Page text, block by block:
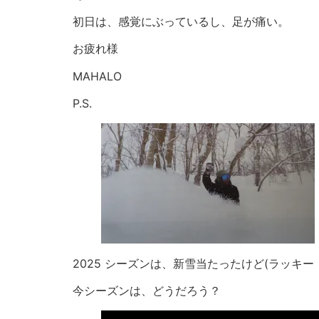
初日は、感覚にぶっているし、足が痛い。
お疲れ様
MAHALO
P.S.
2025 シーズンは、新雪当たったけど(ラッキー
今シーズンは、どうだろう？